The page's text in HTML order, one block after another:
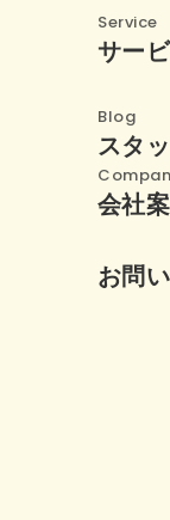
Service
サー
Blog
スタ
会社
お問